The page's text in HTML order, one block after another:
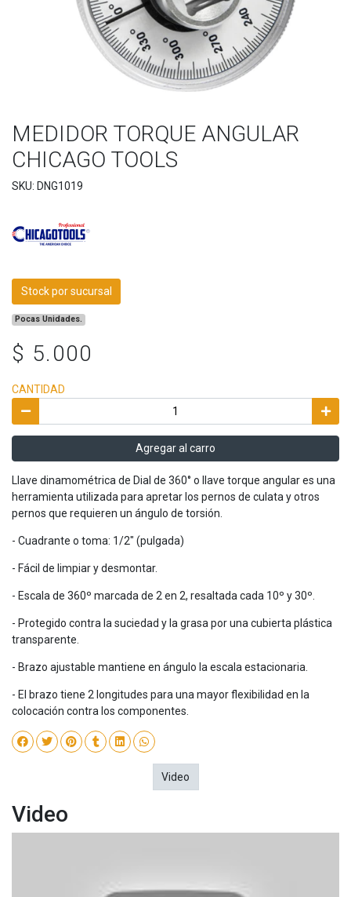
MEDIDOR TORQUE ANGULAR
CHICAGO TOOLS
SKU: DNG1019
Stock por sucursal
Pocas Unidades.
$ 5.000
CANTIDAD
Agregar al carro
Llave dinamométrica de Dial de 360° o llave torque angular es una
herramienta utilizada para apretar los pernos de culata y otros
pernos que requieren un ángulo de torsión.
- Cuadrante o toma: 1/2" (pulgada)
- Fácil de limpiar y desmontar.
- Escala de 360º marcada de 2 en 2, resaltada cada 10º y 30º.
- Protegido contra la suciedad y la grasa por una cubierta plástica
transparente.
- Brazo ajustable mantiene en ángulo la escala estacionaria.
- El brazo tiene 2 longitudes para una mayor flexibilidad en la
colocación contra los componentes.
Video
Video